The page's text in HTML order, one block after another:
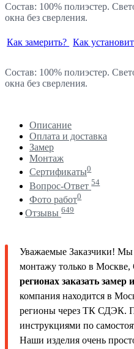
Состав: 100% полиэстер.
окна без сверления.
Как замерить? Как
Состав: 100% полиэстер.
окна без сверления.
Описание
Оплата и доставка
Замер
Монтаж
Сертификаты0
Вопрос-Ответ 54
Фото работ0
Отзывы 649
Уважаемые Заказчики! Мы
монтажу только в
регионах заказать
компания находится в
регионы через ТК СДЭК.
инструкциями по
Наши изделия очень